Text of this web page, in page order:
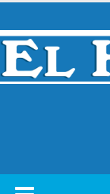
Skip
content